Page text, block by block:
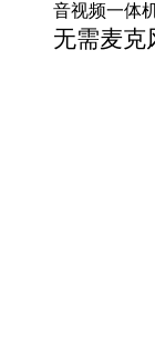
音视频一体
无需麦克